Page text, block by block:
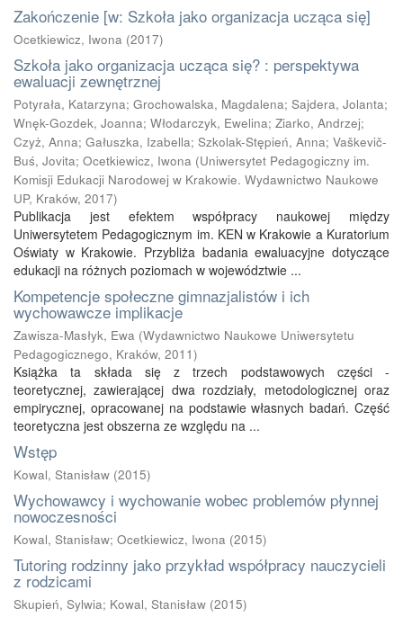
Zakończenie [w: Szkoła jako organizacja ucząca się]
Ocetkiewicz, Iwona (2017)
Szkoła jako organizacja ucząca się? : perspektywa
ewaluacji zewnętrznej
Potyrała, Katarzyna; Grochowalska, Magdalena; Sajdera, Jolanta;
Wnęk-Gozdek, Joanna; Włodarczyk, Ewelina; Ziarko, Andrzej;
Czyż, Anna; Gałuszka, Izabella; Szkolak-Stępień, Anna; Vaškevič-
Buś, Jovita; Ocetkiewicz, Iwona (Uniwersytet Pedagogiczny im.
Komisji Edukacji Narodowej w Krakowie. Wydawnictwo Naukowe
UP, Kraków, 2017)
Publikacja jest efektem współpracy naukowej między
Uniwersytetem Pedagogicznym im. KEN w Krakowie a Kuratorium
Oświaty w Krakowie. Przybliża badania ewaluacyjne dotyczące
edukacji na różnych poziomach w województwie ...
Kompetencje społeczne gimnazjalistów i ich
wychowawcze implikacje
Zawisza-Masłyk, Ewa (Wydawnictwo Naukowe Uniwersytetu
Pedagogicznego, Kraków, 2011)
Książka ta składa się z trzech podstawowych części -
teoretycznej, zawierającej dwa rozdziały, metodologicznej oraz
empirycznej, opracowanej na podstawie własnych badań. Część
teoretyczna jest obszerna ze względu na ...
Wstęp
Kowal, Stanisław (2015)
Wychowawcy i wychowanie wobec problemów płynnej
nowoczesności
Kowal, Stanisław; Ocetkiewicz, Iwona (2015)
Tutoring rodzinny jako przykład współpracy nauczycieli
z rodzicami
Skupień, Sylwia; Kowal, Stanisław (2015)